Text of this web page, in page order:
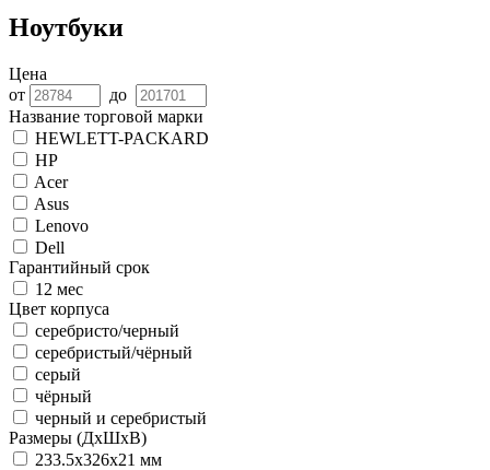
Ноутбуки
Цена
от
до
Название торговой марки
HEWLETT-PACKARD
HP
Acer
Asus
Lenovo
Dell
Гарантийный срок
12 мес
Цвет корпуса
серебристо/черный
серебристый/чёрный
серый
чёрный
черный и серебристый
Размеры (ДхШхВ)
233.5x326x21 мм